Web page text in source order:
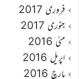
فروری 2017
جنوری 2017
مئی 2016
اپریل 2016
مارچ 2016